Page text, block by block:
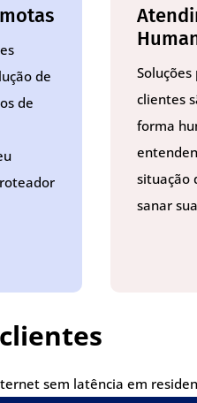
de
de
Soluções
clientes
forma
situação
sanar
sem latência em